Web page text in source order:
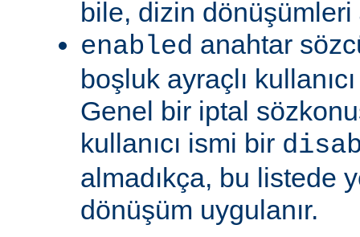
bile, dizin dönüşümleri
enabled anahtar
boşluk ayraçlı
Genel bir iptal
kullanıcı ismi bir
almadıkça, bu listede
dönüşüm uygulanır.